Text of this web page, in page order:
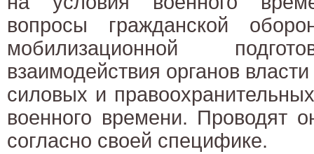
вопросы гражданской
мобилизационной
взаимодействия органов
силовых и
военного времени. Проводят
согласно своей специфике.